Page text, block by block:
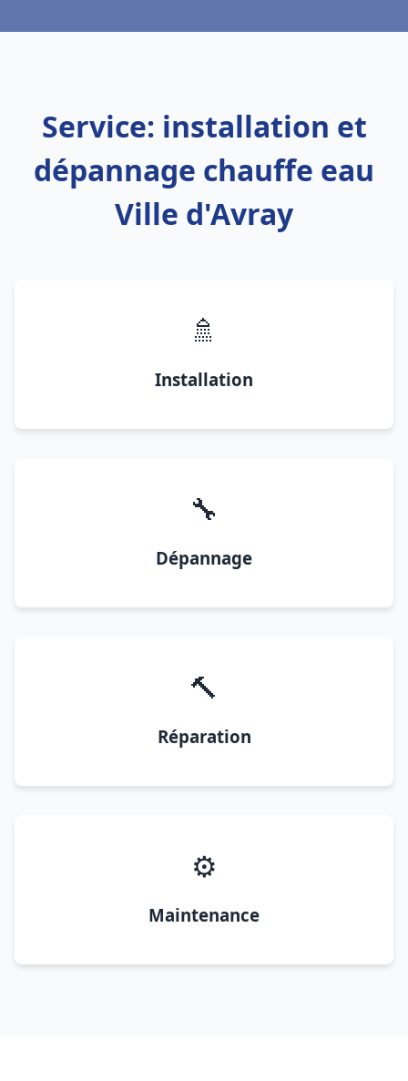
Service: installation et
dépannage chauffe eau
Ville d'Avray
🚿
Installation
🔧
Dépannage
🔨
Réparation
⚙️
Maintenance